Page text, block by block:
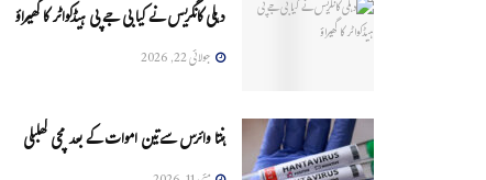
دہلی کانگریس نے کیا بی جے پی ہیڈکواٹر کا گھیراؤ
جولائی 22, 2026
ہنتا وائرس سےتین اموات کے بعد مچی کھلبلی